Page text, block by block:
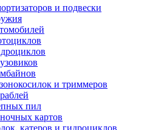
и подвески
и триммеров
пил
картов
катеров и гидроциклов